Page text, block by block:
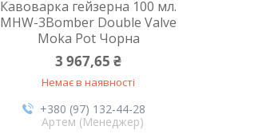
Кавоварка гейзерна 100 мл.
MHW-3Bomber Double Valve
Moka Pot Чорна
3 967,65 ₴
Немає в наявності
+380 (97) 132-44-28
Артем (Менеджер)